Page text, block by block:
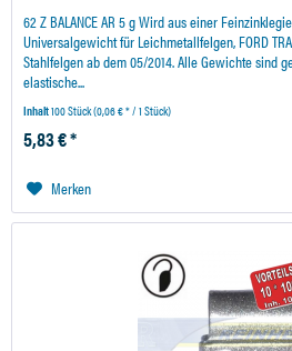
62 Z BALANCE AR 5 g Wird aus einer
Universalgewicht für Leichmetallfelgen, FORD
Stahlfelgen ab dem 05/2014. Alle Gewichte sind
elastische...
Inhalt100 Stück(0,06 € * / 1 Stück)
5,83 € *
Merken